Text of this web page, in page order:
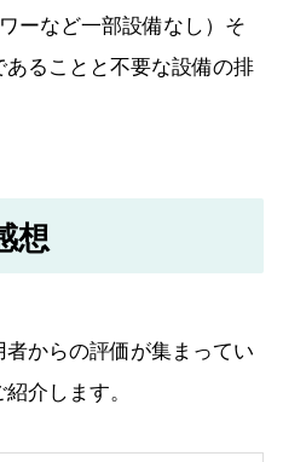
ーなど一部設備なし）そ
ることと不要な設備の排
想
からの評価が集まってい
介します。